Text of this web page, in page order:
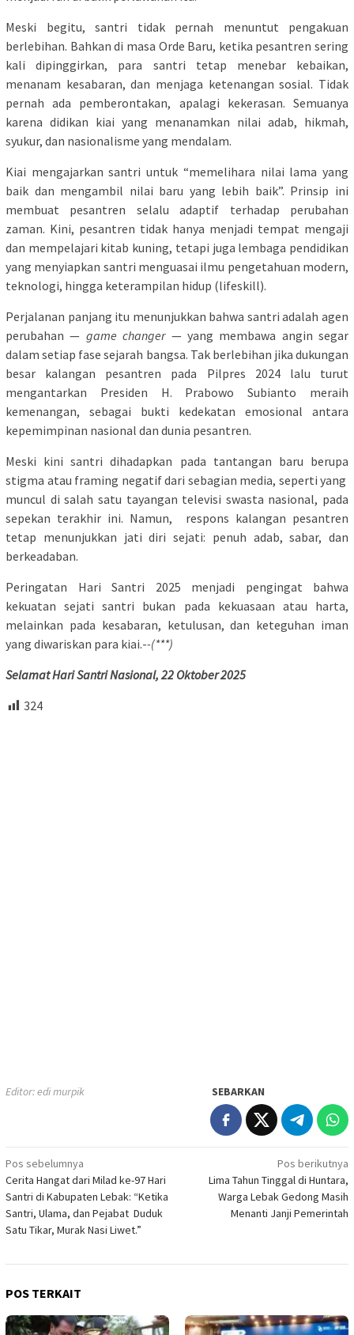
Meski begitu, santri tidak pernah menuntut pengakuan
berlebihan. Bahkan di masa Orde Baru, ketika pesantren sering
kali dipinggirkan, para santri tetap menebar kebaikan,
menanam kesabaran, dan menjaga ketenangan sosial. Tidak
pernah ada pemberontakan, apalagi kekerasan. Semuanya
karena didikan kiai yang menanamkan nilai adab, hikmah,
syukur, dan nasionalisme yang mendalam.
Kiai mengajarkan santri untuk “memelihara nilai lama yang
baik dan mengambil nilai baru yang lebih baik”. Prinsip ini
membuat pesantren selalu adaptif terhadap perubahan
zaman. Kini, pesantren tidak hanya menjadi tempat mengaji
dan mempelajari kitab kuning, tetapi juga lembaga pendidikan
yang menyiapkan santri menguasai ilmu pengetahuan modern,
teknologi, hingga keterampilan hidup (lifeskill).
Perjalanan panjang itu menunjukkan bahwa santri adalah agen
perubahan — game changer— yang membawa angin segar
dalam setiap fase sejarah bangsa. Tak berlebihan jika dukungan
besar kalangan pesantren pada Pilpres 2024 lalu turut
mengantarkan Presiden H. Prabowo Subianto meraih
kemenangan, sebagai bukti kedekatan emosional antara
kepemimpinan nasional dan dunia pesantren.
Meski kini santri dihadapkan pada tantangan baru berupa
stigma atau framing negatif dari sebagian media, seperti yang
muncul di salah satu tayangan televisi swasta nasional, pada
sepekan terakhir ini. Namun, respons kalangan pesantren
tetap menunjukkan jati diri sejati: penuh adab, sabar, dan
berkeadaban.
Peringatan Hari Santri 2025 menjadi pengingat bahwa
kekuatan sejati santri bukan pada kekuasaan atau harta,
melainkan pada kesabaran, ketulusan, dan keteguhan iman
yang diwariskan para kiai.--(***)
Selamat Hari Santri Nasional, 22 Oktober 2025
324
Editor: edi murpik SEBARKAN
Navigasi
pos
Pos sebelumnya
Cerita Hangat dari Milad ke-97 Hari
Santri di Kabupaten Lebak: “Ketika
Santri, Ulama, dan Pejabat Duduk
Satu Tikar, Murak Nasi Liwet.”
Pos berikutnya
Lima Tahun Tinggal di Huntara,
Warga Lebak Gedong Masih
Menanti Janji Pemerintah
POS TERKAIT